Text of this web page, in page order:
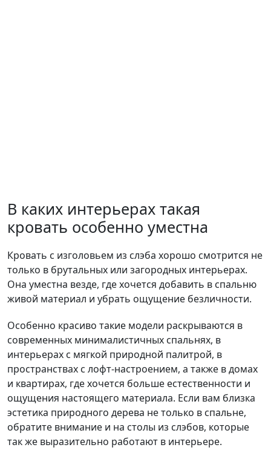
В каких интерьерах такая
кровать особенно уместна
Кровать с изголовьем из слэба хорошо смотрится не
только в брутальных или загородных интерьерах.
Она уместна везде, где хочется добавить в спальню
живой материал и убрать ощущение безличности.
Особенно красиво такие модели раскрываются в
современных минималистичных спальнях, в
интерьерах с мягкой природной палитрой, в
пространствах с лофт-настроением, а также в домах
и квартирах, где хочется больше естественности и
ощущения настоящего материала. Если вам близка
эстетика природного дерева не только в спальне,
обратите внимание и на столы из слэбов, которые
так же выразительно работают в интерьере.